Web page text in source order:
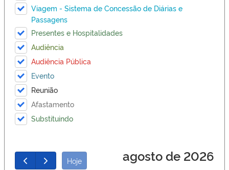
Viagem - Sistema de Concessão de Diárias e
Passagens
Presentes e Hospitalidades
Audiência
Audiência Pública
Evento
Reunião
Afastamento
Substituindo
Hoje agosto de 2026